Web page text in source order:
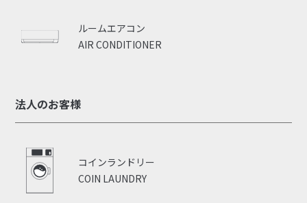
AIR CONDITIONER
ルームエアコン
法人のお客様
COIN LAUNDRY
コインランドリー